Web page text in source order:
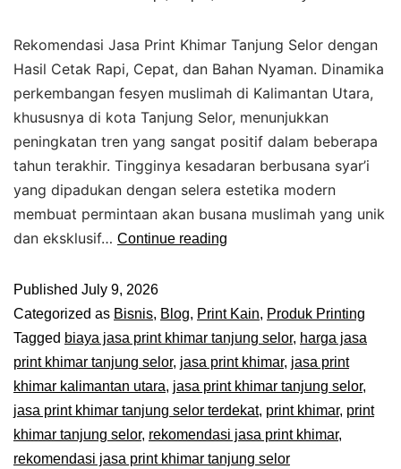
Rekomendasi Jasa Print Khimar Tanjung Selor dengan
Hasil Cetak Rapi, Cepat, dan Bahan Nyaman. Dinamika
perkembangan fesyen muslimah di Kalimantan Utara,
khususnya di kota Tanjung Selor, menunjukkan
peningkatan tren yang sangat positif dalam beberapa
tahun terakhir. Tingginya kesadaran berbusana syar’i
yang dipadukan dengan selera estetika modern
membuat permintaan akan busana muslimah yang unik
dan eksklusif… Continue reading
Published July 9, 2026
Categorized as Bisnis, Blog, Print Kain, Produk Printing
Tagged biaya jasa print khimar tanjung selor, harga jasa
print khimar tanjung selor, jasa print khimar, jasa print
khimar kalimantan utara, jasa print khimar tanjung selor,
jasa print khimar tanjung selor terdekat, print khimar, print
khimar tanjung selor, rekomendasi jasa print khimar,
rekomendasi jasa print khimar tanjung selor